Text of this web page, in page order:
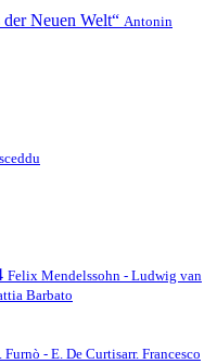
Neuen Welt“ Antonin
Felix Mendelssohn - Ludwig van
Barbato
Furnò - E. De Curtisarr. Francesco